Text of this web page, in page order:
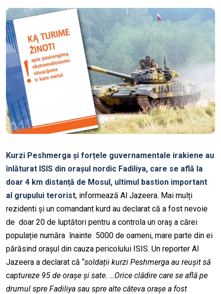
Kurzi Peshmerga și forțele guvernamentale irakiene au
înlăturat ISIS din orașul nordic Fadiliya, care se află la
doar 4 km distanță de Mosul, ultimul bastion important
al grupului terorist, informează Al Jazeera. Mai mulți
rezidenti și un comandant kurd au declarat că a fost nevoie
de doar 20 de luptători pentru a controla un oraș a cărei
populație număra înainte 5000 de oameni, mare parte din ei
părăsind orașul din cauza pericolului ISIS. Un reporter Al
Jazeera a declarat că “soldații kurzi Peshmerga au reușit să
captureze 95 de orașe și sate. …Orice clădire care se află pe
drumul spre Fadiliya sau spre alte câteva orașe a fost